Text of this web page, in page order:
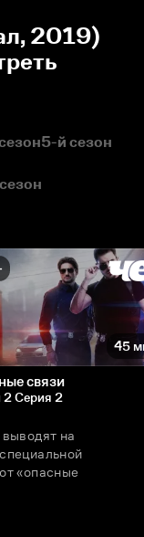
2019)
5-й сезон
45
связи
2 Серия 2
на
«опасные